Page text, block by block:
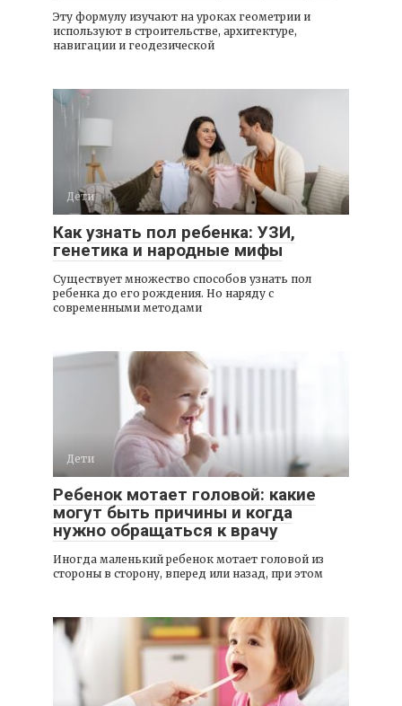
Эту формулу изучают на уроках геометрии и
используют в строительстве, архитектуре,
навигации и геодезической
Дети
Как узнать пол ребенка: УЗИ,
генетика и народные мифы
Существует множество способов узнать пол
ребенка до его рождения. Но наряду с
современными методами
Дети
Ребенок мотает головой: какие
могут быть причины и когда
нужно обращаться к врачу
Иногда маленький ребенок мотает головой из
стороны в сторону, вперед или назад, при этом